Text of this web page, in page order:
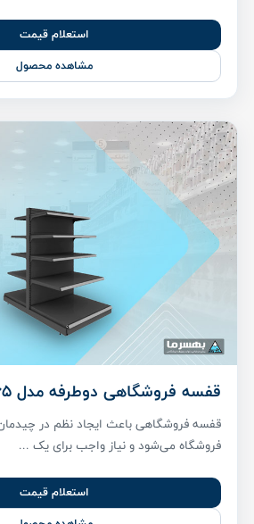
استعلام قیمت
مشاهده محصول
قفسه فروشگاهی دوطرفه مدل BDS158-65
قفسه فروشگاهی باعث ایجاد نظم در
فروشگاه می‌شود و نیاز واجب برای یک ...
استعلام قیمت